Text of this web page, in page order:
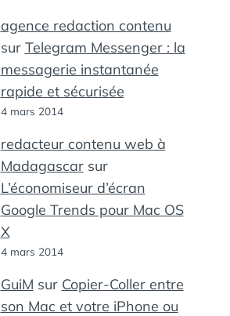
agence redaction contenu
sur Telegram Messenger : la
messagerie instantanée
rapide et sécurisée
4 mars 2014
redacteur contenu web à
Madagascarsur
L’économiseur d’écran
Google Trends pour Mac OS
X
4 mars 2014
GuiM sur Copier-Coller entre
son Mac et votre iPhone ou